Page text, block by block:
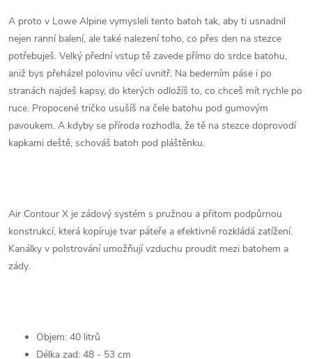
A proto v Lowe Alpine vymysleli tento batoh tak, aby ti usnadnil
nejen ranní balení, ale také nalezení toho, co přes den na stezce
potřebuješ. Velký přední vstup tě zavede přímo do srdce batohu,
aniž bys přeházel polovinu věcí uvnitř. Na bederním páse i po
stranách najdeš kapsy, do kterých odložíš to, co chceš mít rychle po
ruce. Propocené tričko usušíš na čele batohu pod gumovým
pavoukem. A kdyby se příroda rozhodla, že tě na stezce doprovodí
kapkami deště, schováš batoh pod pláštěnku.
Air Contour X je zádový systém s pružnou a přitom podpůrnou
konstrukcí, která kopíruje tvar páteře a efektivně rozkládá zatížení.
Kanálky v polstrování umožňují vzduchu proudit mezi batohem a
zády.
Objem: 40 litrů
Délka zad: 48 - 53 cm